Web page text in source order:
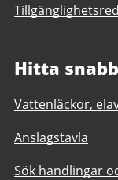
Hitta
Vattenläckor,
Anslagstavla
Sök handlingar